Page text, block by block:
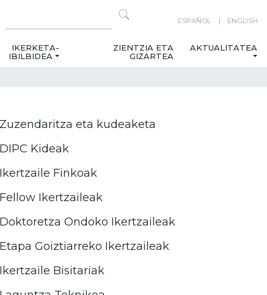
ESPAÑOL ENGLISH
IKERKETA-
IBILBIDEA
ZIENTZIA ETA
GIZARTEA
AKTUALITATEA
Zuzendaritza eta kudeaketa
DIPC Kideak
Ikertzaile Finkoak
Fellow Ikertzaileak
Doktoretza Ondoko Ikertzaileak
Etapa Goiztiarreko Ikertzaileak
Ikertzaile Bisitariak